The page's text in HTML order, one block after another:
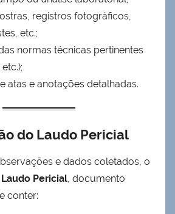
registros fotográficos,
etc.;
normas técnicas pertinentes
atas e anotações detalhadas.
do Laudo Pericial
e dados coletados, o
Laudo Pericial, documento
conter: